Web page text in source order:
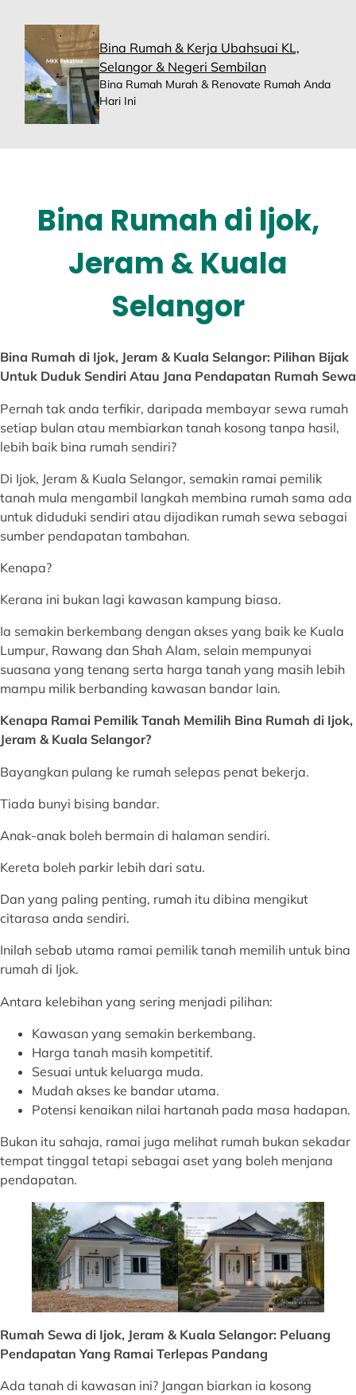
content
Bina Rumah & Kerja Ubahsuai KL,
Selangor & Negeri Sembilan
Bina Rumah Murah & Renovate Rumah Anda
Hari Ini
Bina Rumah di Ijok,
Jeram & Kuala
Selangor
Bina Rumah di Ijok, Jeram & Kuala Selangor: Pilihan Bijak
Untuk Duduk Sendiri Atau Jana Pendapatan Rumah Sewa
Pernah tak anda terfikir, daripada membayar sewa rumah
setiap bulan atau membiarkan tanah kosong tanpa hasil,
lebih baik bina rumah sendiri?
Di Ijok, Jeram & Kuala Selangor, semakin ramai pemilik
tanah mula mengambil langkah membina rumah sama ada
untuk diduduki sendiri atau dijadikan rumah sewa sebagai
sumber pendapatan tambahan.
Kenapa?
Kerana ini bukan lagi kawasan kampung biasa.
Ia semakin berkembang dengan akses yang baik ke Kuala
Lumpur, Rawang dan Shah Alam, selain mempunyai
suasana yang tenang serta harga tanah yang masih lebih
mampu milik berbanding kawasan bandar lain.
Kenapa Ramai Pemilik Tanah Memilih Bina Rumah di Ijok,
Jeram & Kuala Selangor?
Bayangkan pulang ke rumah selepas penat bekerja.
Tiada bunyi bising bandar.
Anak-anak boleh bermain di halaman sendiri.
Kereta boleh parkir lebih dari satu.
Dan yang paling penting, rumah itu dibina mengikut
citarasa anda sendiri.
Inilah sebab utama ramai pemilik tanah memilih untuk bina
rumah di Ijok.
Antara kelebihan yang sering menjadi pilihan:
Kawasan yang semakin berkembang.
Harga tanah masih kompetitif.
Sesuai untuk keluarga muda.
Mudah akses ke bandar utama.
Potensi kenaikan nilai hartanah pada masa hadapan.
Bukan itu sahaja, ramai juga melihat rumah bukan sekadar
tempat tinggal tetapi sebagai aset yang boleh menjana
pendapatan.
Rumah Sewa di Ijok, Jeram & Kuala Selangor: Peluang
Pendapatan Yang Ramai Terlepas Pandang
Ada tanah di kawasan ini? Jangan biarkan ia kosong